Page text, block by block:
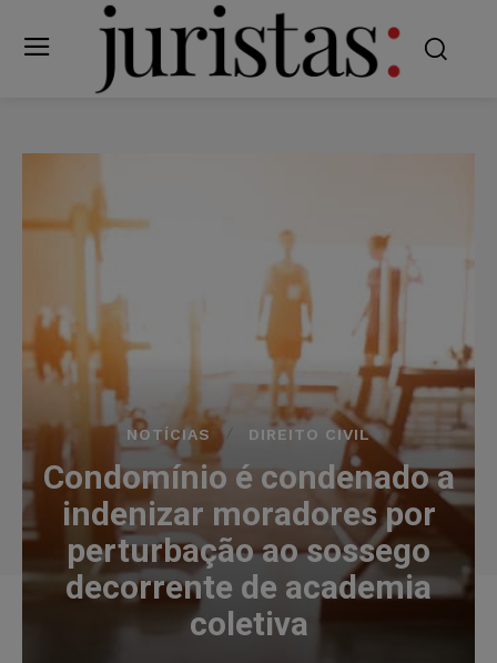
NOTÍCIAS DIREITO CIVIL
Condomínio é condenado a
indenizar moradores por
perturbação ao sossego
decorrente de academia
coletiva